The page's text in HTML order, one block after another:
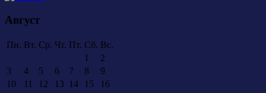
Август
Пн. Вт. Ср. Чт. Пт. Сб. Вс.
1
2
3
4 5 6 7 8
9
10
11 12 13 14 15
16